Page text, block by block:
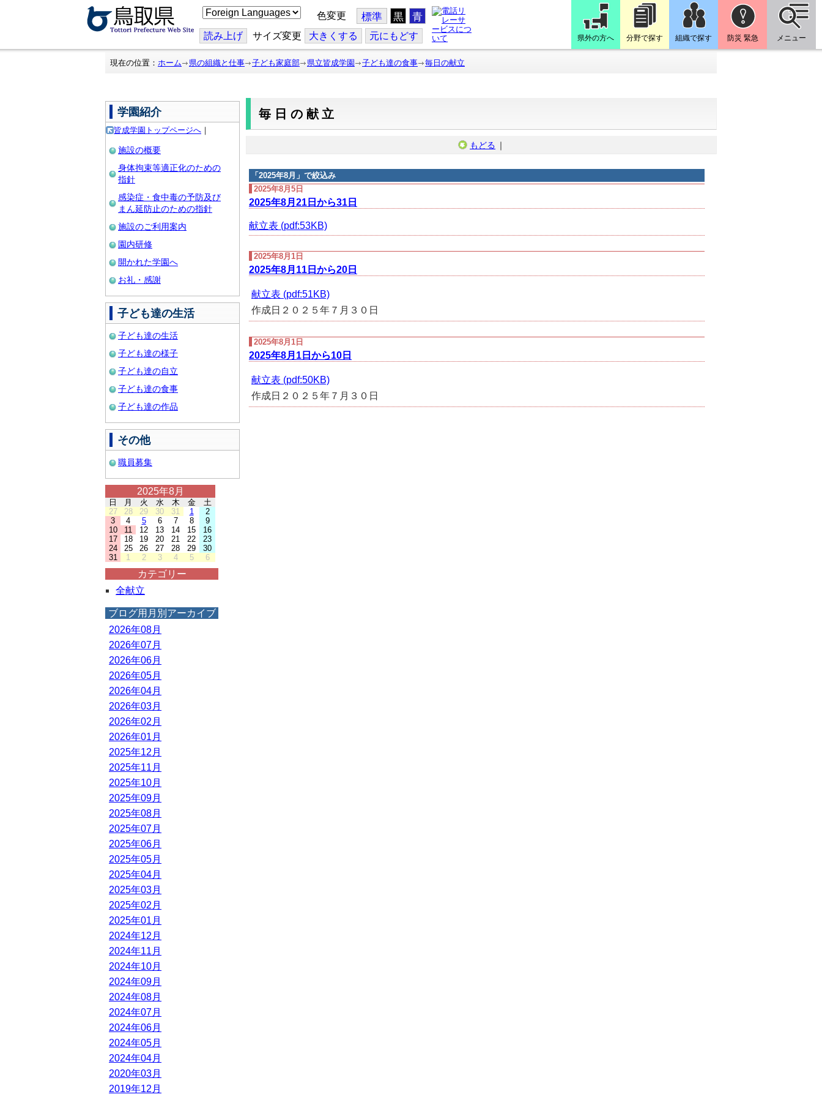
こ
の
ジ
を
翻
色変更 標準 黒 青
読み上げ サイズ変更 大きくする 元にもどす 県外の方へ 分野で探す 組織で探す 防災 緊急 メニュー
現在の位置： ホーム 県の組織と仕事 子ども家庭部 県立皆成学園 子ども達の食事 毎日の献立
学園紹介
皆成学園トップページへ ｜
施設の概要
身体拘束等適正化のための
指針
感染症・食中毒の予防及び
まん延防止のための指針
施設のご利用案内
園内研修
開かれた学園へ
お礼・感謝
子ども達の生活
子ども達の生活
子ども達の様子
子ども達の自立
子ども達の食事
子ども達の作品
その他
職員募集
2025年8月
日 月 火 水 木 金
土
27
28 29 30 31 1
2
3
4 5 6 7 8
9
10
11 12 13 14 15
16
17
18 19 20 21 22
23
24
25 26 27 28 29
30
31
1 2 3 4 5 6
カテゴリー
全献立
ブログ用月別アーカイブ
2026年08月
2026年07月
2026年06月
2026年05月
2026年04月
2026年03月
2026年02月
2026年01月
2025年12月
2025年11月
2025年10月
2025年09月
2025年08月
2025年07月
2025年06月
2025年05月
2025年04月
2025年03月
2025年02月
2025年01月
2024年12月
2024年11月
2024年10月
2024年09月
2024年08月
2024年07月
2024年06月
2024年05月
2024年04月
2020年03月
2019年12月
毎日の献立
もどる ｜
「 2025年8月 」で絞込み
2025年8月5日
2025年8月21日から31日
献立表 (pdf:53KB)
2025年8月1日
2025年8月11日から20日
献立表 (pdf:51KB)
作成日２０２５年７月３０日
2025年8月1日
2025年8月1日から10日
献立表 (pdf:50KB)
作成日２０２５年７月３０日